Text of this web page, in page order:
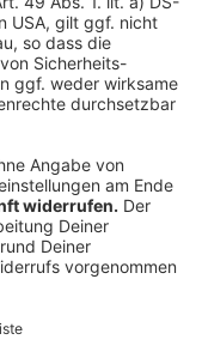
auch Kosten
der Verein "Wieder
Fällen zu
mit Know-
erhaltet ihr